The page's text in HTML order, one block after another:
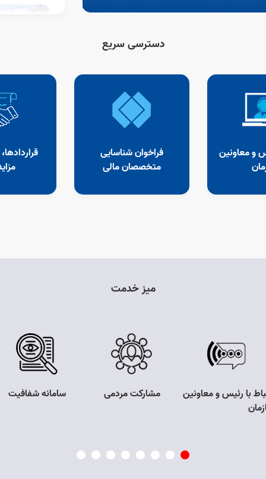
دسترسی سریع
و معاونین
فراخوان شناسایی
متخصصان مالی
میز خدمت
با رئیس و معاونین
مشارکت مردمی سامانه شفافیت